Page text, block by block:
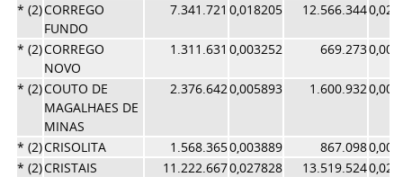
* (2)CORREGO
FUNDO
7.341.721 0,018205 12.566.344
* (2)CORREGO
NOVO
1.311.631 0,003252 669.273
* (2)COUTO DE
MAGALHAES DE
MINAS
2.376.6420,005893 1.600.932
* (2)CRISOLITA 1.568.3650,003889 867.098
* (2)CRISTAIS 11.222.6670,027828 13.519.524